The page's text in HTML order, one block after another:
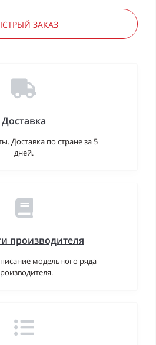
ЗАКАЗ
Доставка
Доставка по стране за 5
дней.
производителя
модельного ряда